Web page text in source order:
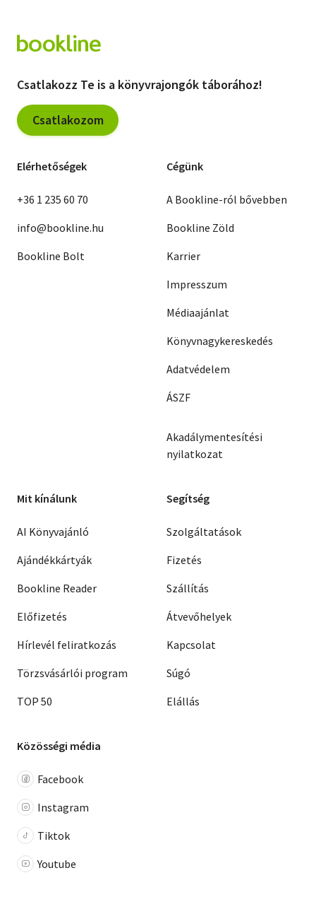
Csatlakozz Te is a könyvrajongók táborához!
Csatlakozom
Elérhetőségek
+36 1 235 60 70
info@bookline.hu
Bookline Bolt
Cégünk
A Bookline-ról bővebben
Bookline Zöld
Karrier
Impresszum
Médiaajánlat
Könyvnagykereskedés
Adatvédelem
ÁSZF
Akadálymentesítési
nyilatkozat
Mit kínálunk
AI Könyvajánló
Ajándékkártyák
Bookline Reader
Előfizetés
Hírlevél feliratkozás
Törzsvásárlói program
TOP 50
Segítség
Szolgáltatások
Fizetés
Szállítás
Átvevőhelyek
Kapcsolat
Súgó
Elállás
Közösségi média
Facebook
Instagram
Tiktok
Youtube